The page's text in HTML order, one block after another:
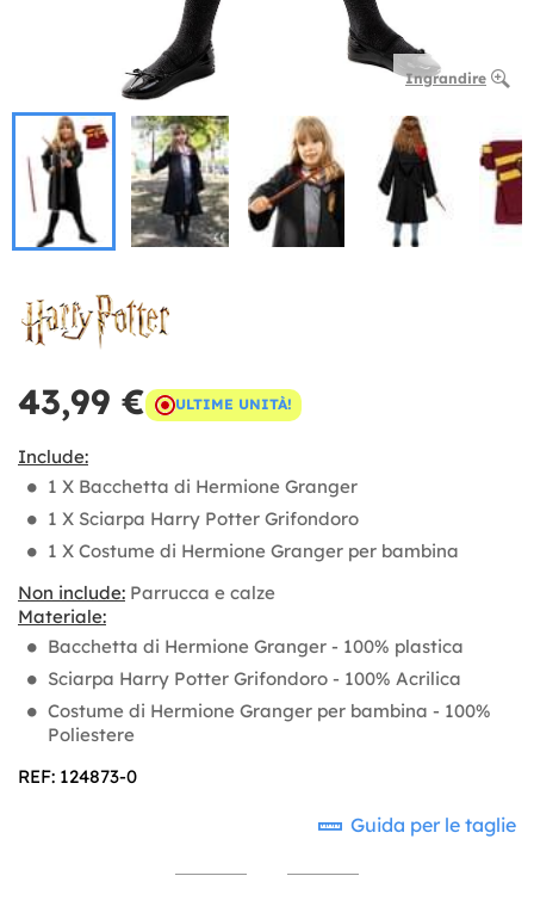
Ingrandire
43,99 € ULTIME UNITÀ!
Include:
1 X Bacchetta di Hermione Granger
1 X Sciarpa Harry Potter Grifondoro
1 X Costume di Hermione Granger per bambina
Non include: Parrucca e calze
Materiale:
Bacchetta di Hermione Granger - 100% plastica
Sciarpa Harry Potter Grifondoro - 100% Acrilica
Costume di Hermione Granger per bambina - 100%
Poliestere
REF: 124873-0
Guida per le taglie